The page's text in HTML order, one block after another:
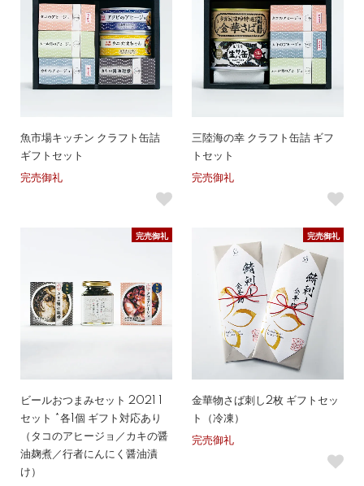
魚市場キッチン クラフト缶詰
ギフトセット
完売御礼
三陸海の幸 クラフト缶詰 ギフ
トセット
完売御礼
完売御礼
ビールおつまみセット 2021 1
セット *各1個 ギフト対応あり
（タコのアヒージョ／カキの醤
油麹煮／行者にんにく醤油漬
け）
完売御礼
金華物さば刺し2枚 ギフトセッ
ト（冷凍）
完売御礼